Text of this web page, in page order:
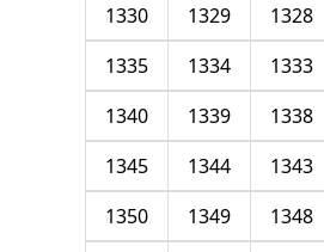
1328
1329
1330
1333
1334
1335
1338
1339
1340
1343
1344
1345
1348
1349
1350